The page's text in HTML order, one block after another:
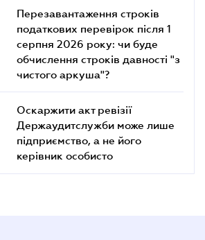
Перезавантаження строків
податкових перевірок після 1
серпня 2026 року: чи буде
обчислення строків давності "з
чистого аркуша"?
Оскаржити акт ревізії
Держаудитслужби може лише
підприємство, а не його
керівник особисто